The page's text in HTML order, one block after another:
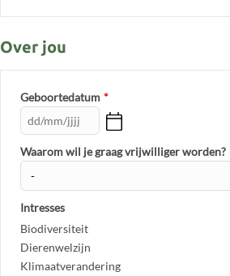
Over jou
Geboortedatum *
Waarom wil je graag vrijwilliger worden?
Intresses
Biodiversiteit
Dierenwelzijn
Klimaatverandering